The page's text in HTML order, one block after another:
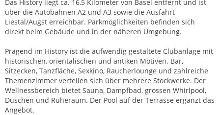
Das History liegt ca. 16,5 Kilometer von Basel entfernt und ist
über die Autobahnen A2 und A3 sowie die Ausfahrt
Liestal/Augst erreichbar. Parkmöglichkeiten befinden sich
direkt beim Gebäude und in der näheren Umgebung.
Prägend im History ist die aufwendig gestaltete Clubanlage mit
historischen, orientalischen und antiken Motiven. Bar,
Sitzecken, Tanzfläche, Sexkino, Raucherlounge und zahlreiche
Themenzimmer verteilen sich über mehrere Stockwerke. Der
Wellnessbereich bietet Sauna, Dampfbad, grossen Whirlpool,
Duschen und Ruheraum. Der Pool auf der Terrasse ergänzt das
Angebot.